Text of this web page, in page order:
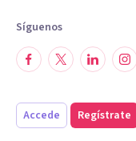
Síguenos
Accede Regístrate